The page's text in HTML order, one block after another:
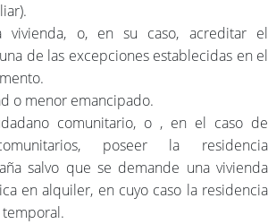
o, en su caso, acreditar el
de las excepciones establecidas en el
o menor emancipado.
comunitario, o , en el caso de
poseer la residencia
salvo que se demande una vivienda
en alquiler, en cuyo caso la residencia